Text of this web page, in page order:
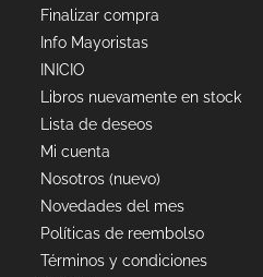
Finalizar compra
Info Mayoristas
INICIO
Libros nuevamente en stock
Lista de deseos
Mi cuenta
Nosotros (nuevo)
Novedades del mes
Políticas de reembolso
Términos y condiciones